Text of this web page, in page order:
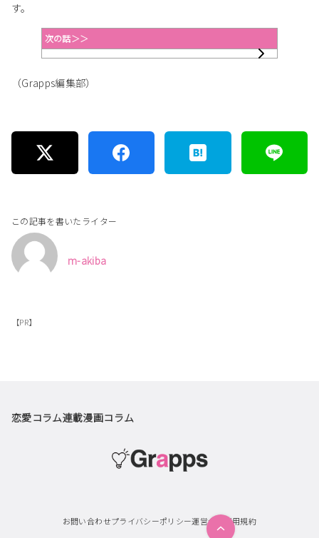
す。
次の話＞＞
（Grapps編集部）
この記事を書いたライター
m-akiba
【PR】
恋愛コラム連載漫画コラム
お問い合わせプライバシーポリシー運営会社
利用規約